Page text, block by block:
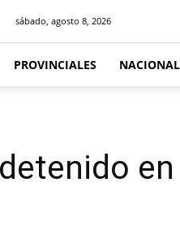
sábado, agosto 8, 2026
PROVINCIALES
en